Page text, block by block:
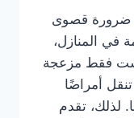
ضرورة قصوى
في المنازل،
فقط مزعجة
أمراضًا
لذلك، تقدم